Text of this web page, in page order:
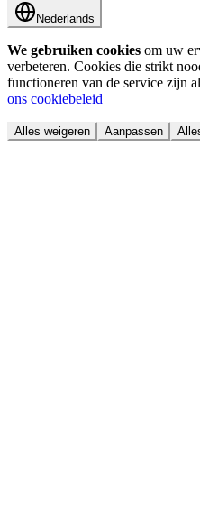
Nederlands
We gebruiken cookies om uw
verbeteren. Cookies die strikt
functioneren van de service zijn
ons cookiebeleid
Alles weigeren Aanpassen